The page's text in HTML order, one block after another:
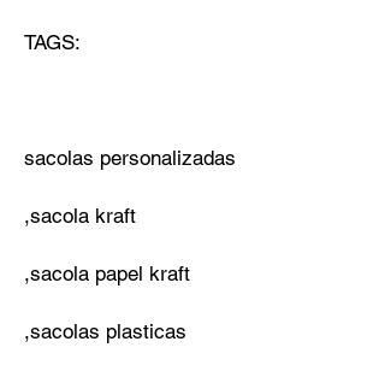
TAGS:
sacolas personalizadas
,sacola kraft
,sacola papel kraft
,sacolas plasticas